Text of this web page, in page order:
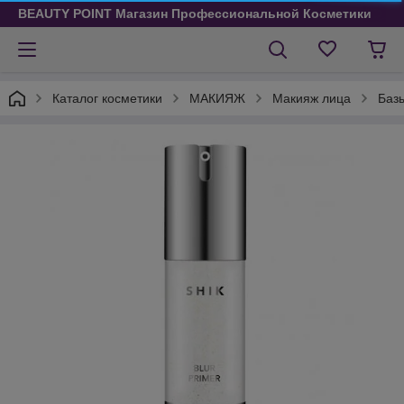
BEAUTY POINT Магазин Профессиональной Косметики
Каталог косметики МАКИЯЖ Макияж лица